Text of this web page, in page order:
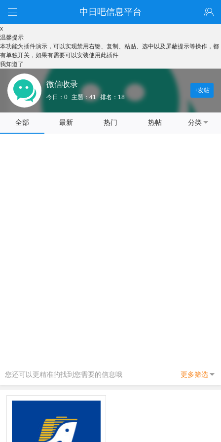
中日吧信息平台
x
温馨提示
本功能为插件演示，可以实现禁用右键、复制、粘贴、选中以及屏蔽提示等操作，都
有单独开关，如果有需要可以安装使用此插件
我知道了
微信收录
今日：0 主题：41 排名：18
+发帖
全部 最新 热门 热帖 分类
您还可以更精准的找到您需要的信息哦 更多筛选